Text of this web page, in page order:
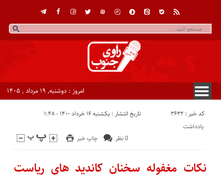
امروز : دوشنبه, ۱۹ مرداد , ۱۴۰۵
کد خبر : 3632 تاریخ انتشار : یکشنبه ۱۶ خرداد ۱۴۰۰ - ۱:۴۸
چاپ خبر 0 نظر
یادداشت
نکات مغفوله سخنان کاندید های ریاست